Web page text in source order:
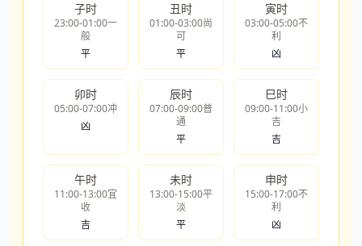
子时
23:00-01:00一
般
平
丑时
01:00-03:00尚
可
平
寅时
03:00-05:00不
利
凶
卯时
05:00-07:00冲
凶
辰时
07:00-09:00普
通
平
巳时
09:00-11:00小
吉
吉
午时
11:00-13:00宜
收
吉
未时
13:00-15:00平
淡
平
申时
15:00-17:00不
利
凶